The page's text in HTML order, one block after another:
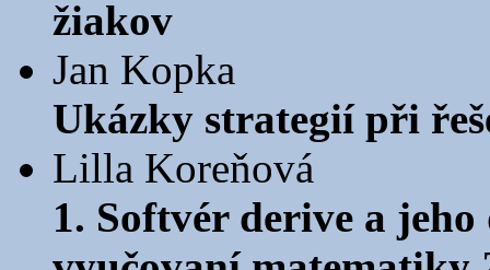
žiakov
Jan Kopka
Ukázky strategií při
Lilla Koreňová
1. Softvér derive a